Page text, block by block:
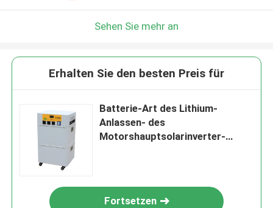
Sehen Sie mehr an
Erhalten Sie den besten Preis für
Batterie-Art des Lithium-
Anlassen- des
Motorshauptsolarinverter-
Fortsetzen